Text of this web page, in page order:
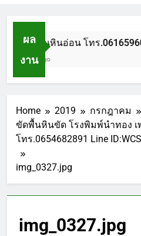
ผล
งาน
ขัดพื้นหินอ่อน โทร
1 ปี Ago
Home 2019 กรกฎาคม
ขัดพื้นหินขัด โรงพิมพ์นำทอง เ
โทร.0654682891 Line
img_0327.jpg
img_0327.jpg